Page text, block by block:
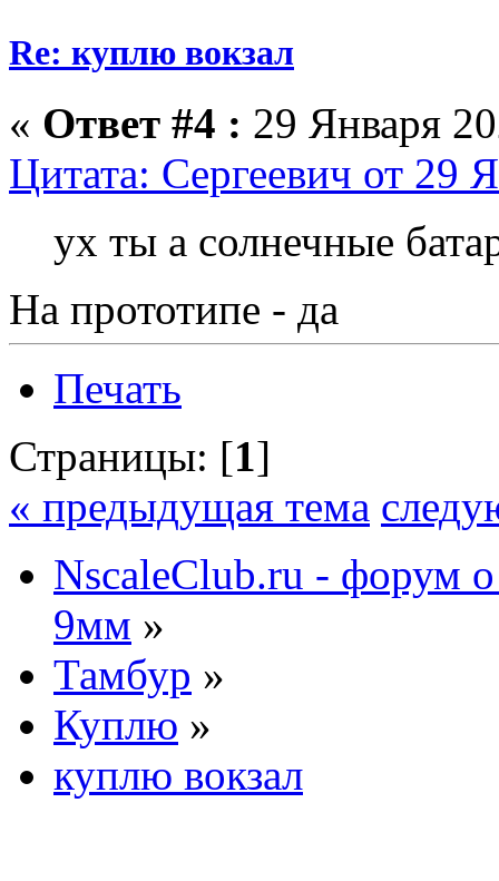
Re: куплю вокзал
« Ответ #4 : 29 Января
Цитата: Сергеевич от 29
ух ты а солнечные
На прототипе - да
Печать
Страницы: [1]
« предыдущая тема
NscaleClub.ru - форум
9мм »
Тамбур »
Куплю »
куплю вокзал